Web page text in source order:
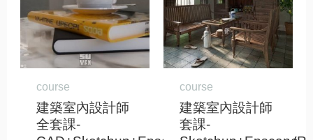
course
建築室內設計師
全套課-
NT$61,000。
NT$54,900。
course
建築室內設計師
套課-
NT$26,000。
NT$23,000。